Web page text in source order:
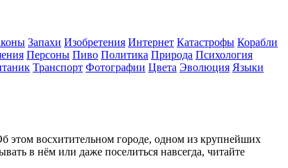
Запахи Изобретения Интернет Катастрофы Корабли
Персоны Пиво Политика Природа Психология
Транспорт Фотографии Цвета Эволюция Языки
этом восхитительном городе, одном из крупнейших
в нём или даже поселиться навсегда, читайте